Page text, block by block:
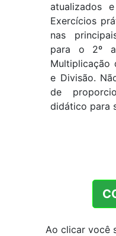
atualizados
Exercícios
nas
para o 2º
Multiplicação
e Divisão.
de
didático para
Ao clicar você